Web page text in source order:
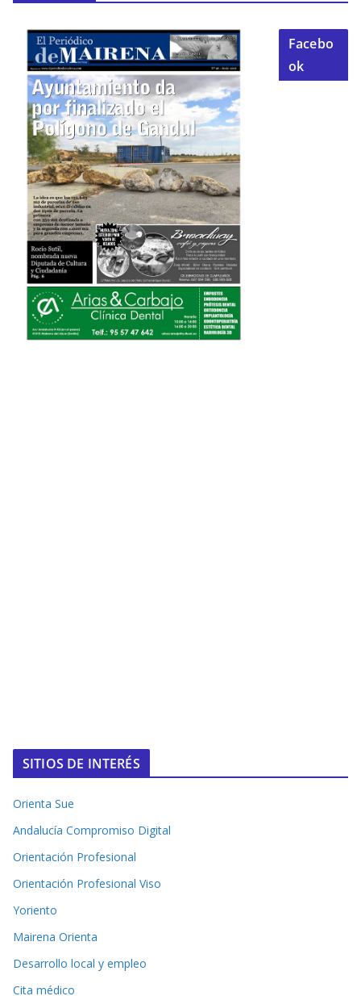
Facebo
ok
SITIOS DE INTERÉS
Orienta Sue
Andalucía Compromiso Digital
Orientación Profesional
Orientación Profesional Viso
Yoriento
Mairena Orienta
Desarrollo local y empleo
Cita médico